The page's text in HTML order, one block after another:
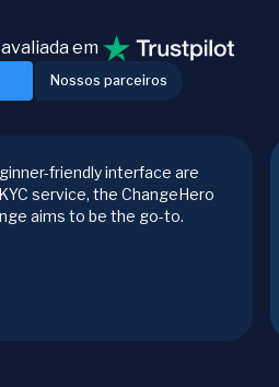
Nossos parceiros
em
friendly interface are
service, the ChangeHero
aims to be the go-to.